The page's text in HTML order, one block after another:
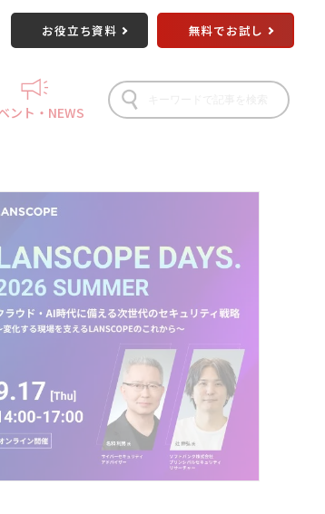
お役立ち資料 無料でお試し
ント・NEWS